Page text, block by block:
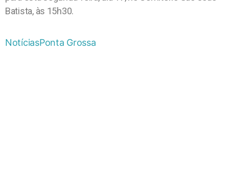
Batista, às 15h30.
NotíciasPonta Grossa